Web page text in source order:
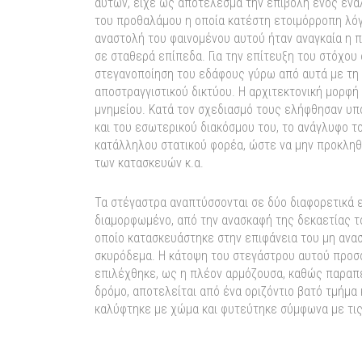
του προθαλάμου η οποία κατέστη ετοιμόρροπη
αναστολή του φαινομένου αυτού ήταν αναγκαία η
σε σταθερά επίπεδα. Για την επίτευξη του
στεγανοποίηση του εδάφους γύρω από αυτά με
αποστραγγιστικού δικτύου. Η αρχιτεκτονική
μνημείου. Κατά τον σχεδιασμό τους ελήφθησαν
και του εσωτερικού διακόσμου του, το ανάγλυφο
κατάλληλου στατικού φορέα, ώστε να μην
των κατασκευών κ.α.
Τα στέγαστρα αναπτύσσονται σε δύο
διαμορφωμένο, από την ανασκαφή της δεκαετίας
οποίο κατασκευάστηκε στην επιφάνεια του μη
σκυρόδεμα. Η κάτοψη του στεγάστρου αυτού
επιλέχθηκε, ως η πλέον αρμόζουσα, καθώς
δρόμο, αποτελείται από ένα οριζόντιο βατό
καλύφτηκε με χώμα και φυτεύτηκε σύμφωνα με